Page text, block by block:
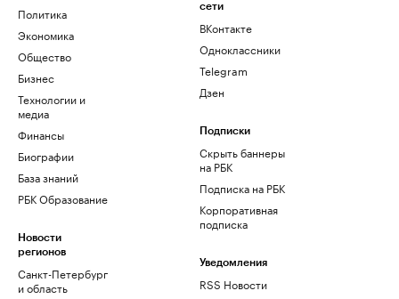
Политика
Экономика
Общество
Бизнес
Технологии и
медиа
Финансы
Биографии
База знаний
РБК Образование
Новости
регионов
Санкт-Петербург
и область
сети
ВКонтакте
Одноклассники
Telegram
Дзен
Подписки
Скрыть баннеры
на РБК
Подписка на РБК
Корпоративная
подписка
Уведомления
RSS Новости